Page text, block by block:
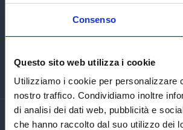
Consenso
Questo sito web utilizza i cookie
Utilizziamo i cookie per personalizzare
nostro traffico. Condividiamo inoltre
di analisi dei dati web, pubblicità e
che hanno raccolto dal suo utilizzo dei
© Copyright 2021 | Metatasse |